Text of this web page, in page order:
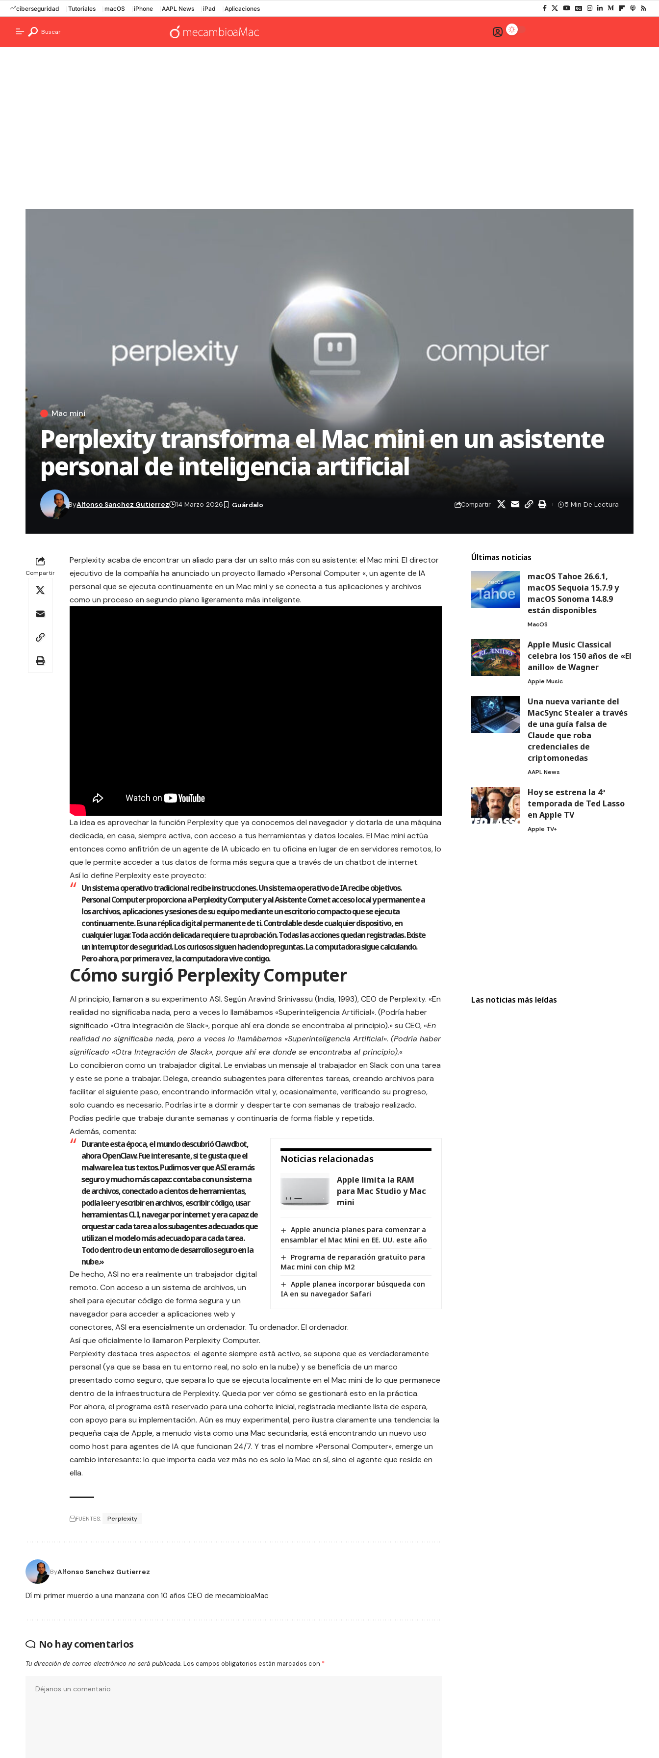
ciberseguridad Tutoriales macOS iPhone AAPL News iPad Aplicaciones
Buscar
Mac mini
Perplexity transforma el Mac mini en un asistente
personal de inteligencia artificial
ByAlfonso Sanchez Gutierrez 14 Marzo 2026 Compartir 5 Min De Lectura
Compartir
Perplexity acaba de encontrar un aliado para dar un salto más con su asistente: el Mac mini. El director
ejecutivo de la compañía ha anunciado un proyecto llamado «Personal Computer«, un agente de IA
personal que se ejecuta continuamente en un Mac mini y se conecta a tus aplicaciones y archivos
como un proceso en segundo plano ligeramente más inteligente.
La idea es aprovechar la función Perplexity que ya conocemos del navegador y dotarla de una máquina
dedicada, en casa, siempre activa, con acceso a tus herramientas y datos locales. El Mac mini actúa
entonces como anfitrión de un agente de IA ubicado en tu oficina en lugar de en servidores remotos, lo
que le permite acceder a tus datos de forma más segura que a través de un chatbot de internet.
Así lo define Perplexity este proyecto:
Un sistema operativo tradicional recibe instrucciones. Un sistema operativo de IA recibe objetivos.
Personal Computer proporciona a Perplexity Computer y al Asistente Comet acceso local y permanente a
los archivos, aplicaciones y sesiones de su equipo mediante un escritorio compacto que se ejecuta
continuamente. Es una réplica digital permanente de ti. Controlable desde cualquier dispositivo, en
cualquier lugar. Toda acción delicada requiere tu aprobación. Todas las acciones quedan registradas. Existe
un interruptor de seguridad. Los curiosos siguen haciendo preguntas. La computadora sigue calculando.
Pero ahora, por primera vez, la computadora vive contigo.
Cómo surgió Perplexity Computer
Al principio, llamaron a su experimento ASI. Según Aravind Srinivassu (India, 1993), CEO de Perplexity. «En
realidad no significaba nada, pero a veces lo llamábamos «Superinteligencia Artificial». (Podría haber
significado «Otra Integración de Slack», porque ahí era donde se encontraba al principio).» su CEO, «En
realidad no significaba nada, pero a veces lo llamábamos «Superinteligencia Artificial». (Podría haber
significado «Otra Integración de Slack», porque ahí era donde se encontraba al principio).«
Lo concibieron como un trabajador digital. Le enviabas un mensaje al trabajador en Slack con una tarea
y este se pone a trabajar. Delega, creando subagentes para diferentes tareas, creando archivos para
facilitar el siguiente paso, encontrando información vital y, ocasionalmente, verificando su progreso,
solo cuando es necesario. Podrías irte a dormir y despertarte con semanas de trabajo realizado.
Podías pedirle que trabaje durante semanas y continuaría de forma fiable y repetida.
Además, comenta:
Noticias relacionadas
Apple limita la RAM
para Mac Studio y Mac
mini
Apple anuncia planes para comenzar a
ensamblar el Mac Mini en EE. UU. este año
Programa de reparación gratuito para
Mac mini con chip M2
Apple planea incorporar búsqueda con
IA en su navegador Safari
Durante esta época, el mundo descubrió Clawdbot,
ahora OpenClaw. Fue interesante, si te gusta que el
malware lea tus textos. Pudimos ver que ASI era más
seguro y mucho más capaz: contaba con un sistema
de archivos, conectado a cientos de herramientas,
podía leer y escribir en archivos, escribir código, usar
herramientas CLI, navegar por internet y era capaz de
orquestar cada tarea a los subagentes adecuados que
utilizan el modelo más adecuado para cada tarea.
Todo dentro de un entorno de desarrollo seguro en la
nube.»
De hecho, ASI no era realmente un trabajador digital
remoto. Con acceso a un sistema de archivos, un
shell para ejecutar código de forma segura y un
navegador para acceder a aplicaciones web y
conectores, ASI era esencialmente un ordenador. Tu ordenador. El ordenador.
Así que oficialmente lo llamaron Perplexity Computer.
Perplexity destaca tres aspectos: el agente siempre está activo, se supone que es verdaderamente
personal (ya que se basa en tu entorno real, no solo en la nube) y se beneficia de un marco
presentado como seguro, que separa lo que se ejecuta localmente en el Mac mini de lo que permanece
dentro de la infraestructura de Perplexity. Queda por ver cómo se gestionará esto en la práctica.
Por ahora, el programa está reservado para una cohorte inicial, registrada mediante lista de espera,
con apoyo para su implementación. Aún es muy experimental, pero ilustra claramente una tendencia: la
pequeña caja de Apple, a menudo vista como una Mac secundaria, está encontrando un nuevo uso
como host para agentes de IA que funcionan 24/7. Y tras el nombre «Personal Computer», emerge un
cambio interesante: lo que importa cada vez más no es solo la Mac en sí, sino el agente que reside en
ella.
FUENTES: Perplexity
ByAlfonso Sanchez Gutierrez
Dí mi primer muerdo a una manzana con 10 años CEO de mecambioaMac
No hay comentarios
Tu dirección de correo electrónico no será publicada. Los campos obligatorios están marcados con *
Últimas noticias
macOS Tahoe 26.6.1,
macOS Sequoia 15.7.9 y
macOS Sonoma 14.8.9
están disponibles
MacOS
Apple Music Classical
celebra los 150 años de «El
anillo» de Wagner
Apple Music
Una nueva variante del
MacSync Stealer a través
de una guía falsa de
Claude que roba
credenciales de
criptomonedas
AAPL News
Hoy se estrena la 4ª
temporada de Ted Lasso
en Apple TV
Apple TV+
Las noticias más leídas